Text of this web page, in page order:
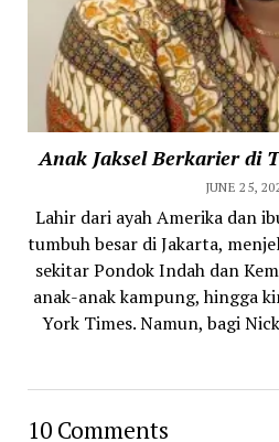
Anak Jaksel Berkarier di
JUNE 25,
Lahir dari ayah Amerika dan
tumbuh besar di Jakarta,
sekitar Pondok Indah dan
anak-anak kampung, hingga
York Times. Namun, bagi
10 Comments